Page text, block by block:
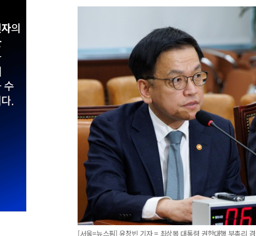
[서울=뉴스핌] 윤창빈 기자 = 최상목 대통령 권한대행 부총리